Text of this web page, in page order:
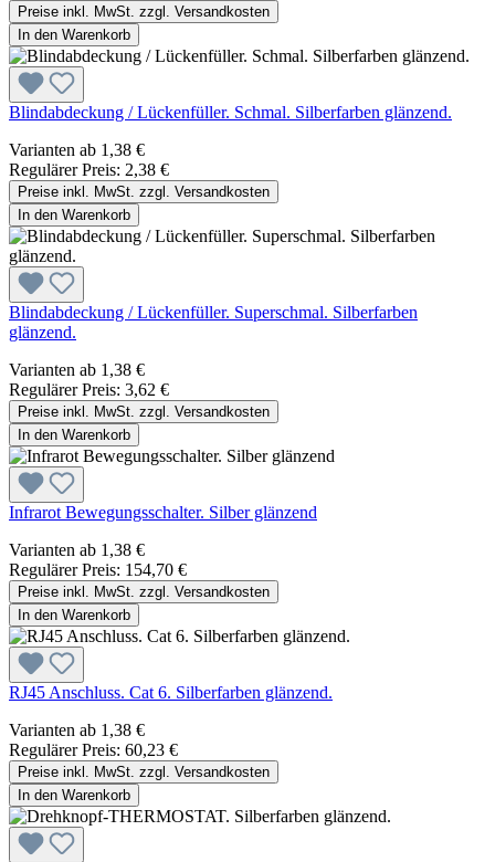
Preise inkl. MwSt. zzgl. Versandkosten
In den Warenkorb
Blindabdeckung / Lückenfüller. Schmal. Silberfarben glänzend.
Varianten ab 1,38 €
Regulärer Preis: 2,38 €
Preise inkl. MwSt. zzgl. Versandkosten
In den Warenkorb
Blindabdeckung / Lückenfüller. Superschmal. Silberfarben
glänzend.
Varianten ab 1,38 €
Regulärer Preis: 3,62 €
Preise inkl. MwSt. zzgl. Versandkosten
In den Warenkorb
Infrarot Bewegungsschalter. Silber glänzend
Varianten ab 1,38 €
Regulärer Preis: 154,70 €
Preise inkl. MwSt. zzgl. Versandkosten
In den Warenkorb
RJ45 Anschluss. Cat 6. Silberfarben glänzend.
Varianten ab 1,38 €
Regulärer Preis: 60,23 €
Preise inkl. MwSt. zzgl. Versandkosten
In den Warenkorb